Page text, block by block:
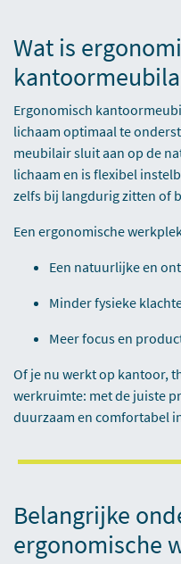
Wat is
Ergonomisch
lichaam optimaal te
meubilair sluit aan op de
lichaam en is flexibel
zelfs bij langdurig zitten of
Een ergonomische
Een natuurlijke en
Minder fysieke
Meer focus en
Of je nu werkt op kantoor,
werkruimte: met de juiste
duurzaam en comfortabel
Belangrijke
ergonomische